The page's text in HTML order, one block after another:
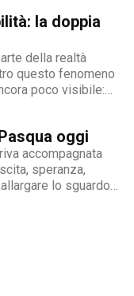
e come capo
online.
e la doppia
della realtà
questo fenomeno
poco visibile:
intersezionale.
oggi
accompagnata
speranza,
lo sguardo